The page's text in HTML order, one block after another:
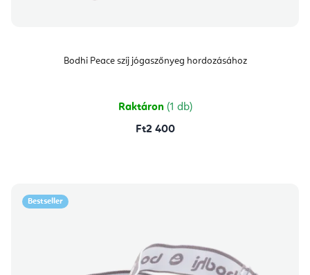
Bodhi Peace szíj jógaszőnyeg hordozásához
Raktáron (1 db)
Ft2 400
Bestseller